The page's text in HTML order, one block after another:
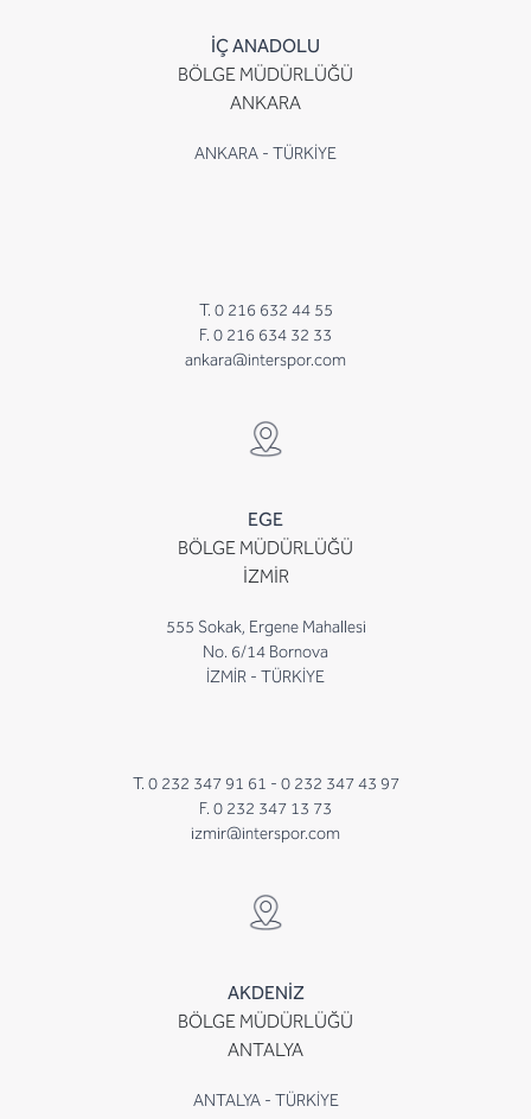
İÇ ANADOLU
BÖLGE MÜDÜRLÜĞÜ
ANKARA
ANKARA - TÜRKİYE
T. 0 216 632 44 55
F. 0 216 634 32 33
ankara@interspor.com
EGE
BÖLGE MÜDÜRLÜĞÜ
İZMİR
555 Sokak, Ergene Mahallesi
No. 6/14 Bornova
İZMİR - TÜRKİYE
T. 0 232 347 91 61 - 0 232 347 43 97
F. 0 232 347 13 73
izmir@interspor.com
AKDENİZ
BÖLGE MÜDÜRLÜĞÜ
ANTALYA
ANTALYA - TÜRKİYE